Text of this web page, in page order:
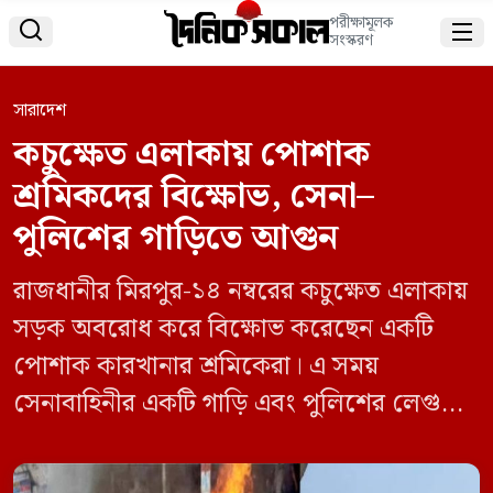
 পরীক্ষামূলক
সংস্করণ 
সারাদেশ
কচুক্ষেত এলাকায় পোশাক
শ্রমিকদের বিক্ষোভ, সেনা–
পুলিশের গাড়িতে আগুন
রাজধানীর মিরপুর-১৪ নম্বরের কচুক্ষেত এলাকায়
সড়ক অবরোধ করে বিক্ষোভ করেছেন একটি
পোশাক কারখানার শ্রমিকেরা। এ সময়
সেনাবাহিনীর একটি গাড়ি এবং পুলিশের লেগুনায়
১০টার দিকে এ ঘটনা ঘটে। ফায়ার সার্ভিসের দুটি